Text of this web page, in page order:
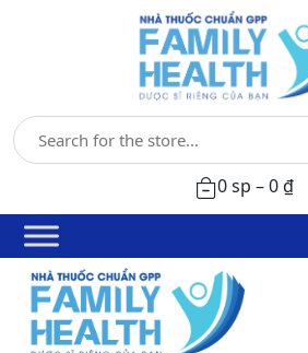
0 sp –0₫